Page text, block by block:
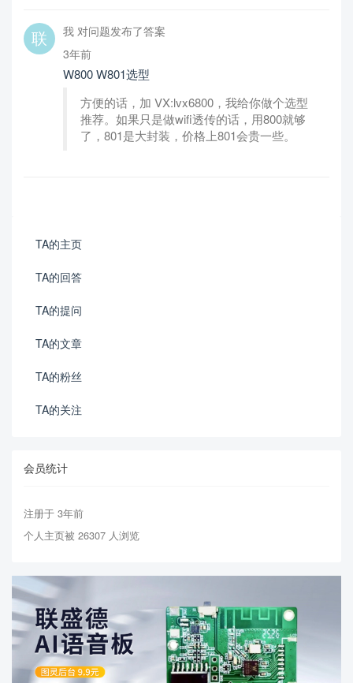
我 对问题发布了答案
3年前
W800 W801选型
方便的话，加 VX:lvx6800，我给你做个选型
推荐。如果只是做wifi透传的话，用800就够
了，801是大封装，价格上801会贵一些。
TA的主页
TA的回答
TA的提问
TA的文章
TA的粉丝
TA的关注
会员统计
注册于 3年前
个人主页被 26307 人浏览